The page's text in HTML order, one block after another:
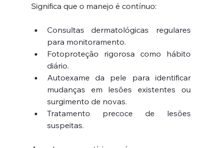
Significa que o manejo é contínuo:
Consultas dermatológicas regulares
para monitoramento.
Fotoproteção rigorosa como hábito
diário.
Autoexame da pele para identificar
mudanças em lesões existentes ou
surgimento de novas.
Tratamento precoce de lesões
suspeitas.